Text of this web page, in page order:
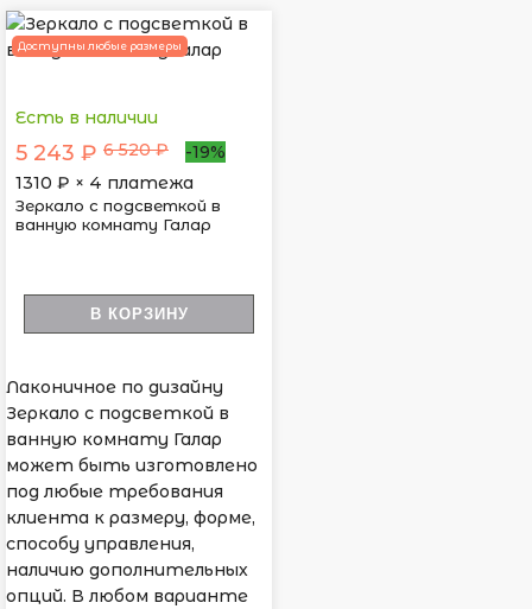
Доступны любые размеры
Есть в наличии
5 243 ₽ 6 520 ₽
-19%
1310 ₽ × 4 платежа
Зеркало с подсветкой в
ванную комнату Галар
В КОРЗИНУ
Лаконичное по дизайну
Зеркало с подсветкой в
ванную комнату Галар
может быть изготовлено
под любые требования
клиента к размеру, форме,
способу управления,
наличию дополнительных
опций. В любом варианте